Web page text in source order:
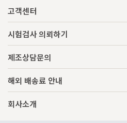
고객센터
시험검사 의뢰하기
제조상담문의
해외 배송료 안내
회사소개